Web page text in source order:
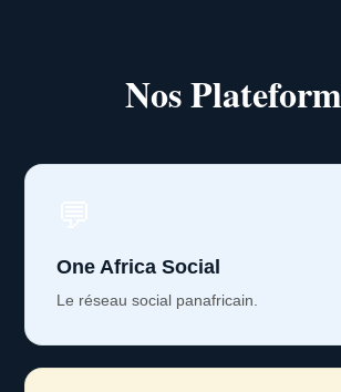
Nos
One Africa Social
Le réseau social panafricain.